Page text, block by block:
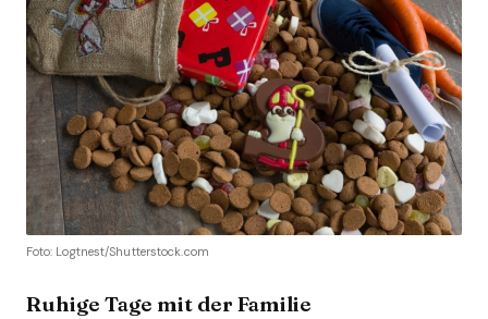
Foto: Logtnest/Shutterstock.com
Ruhige Tage mit der Familie